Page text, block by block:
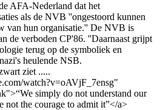
AFA-Nederland dat het
als de NVB ''ongestoord kunnen
van hun organisatie.'' De NVB is
de verboden CP'86. ''Daarnaast grijpt
terug op de symboliek en
heulende NSB.
ziet .....
watch?v=oAVjF_7ensg"
simply do not understand our
not the courage to admit it”</a>